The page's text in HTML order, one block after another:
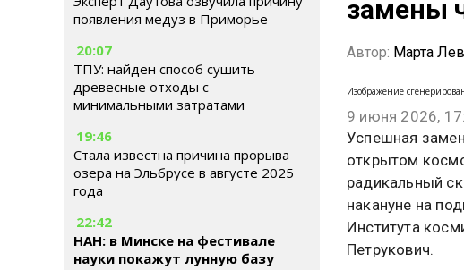
появления медуз в Приморье
20:07
ТПУ: найден способ сушить
древесные отходы с
минимальными затратами
19:46
Стала известна причина прорыва
озера на Эльбрусе в августе 2025
года
22:42
НАН: в Минске на фестивале
науки покажут лунную базу
замены
Автор: Марта
Изображение
9 июня 2026,
Успешная
открытом
радикальный
накануне на
Института
Петрукович.